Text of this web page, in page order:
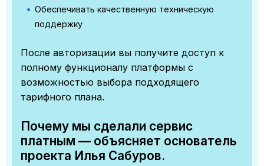
Обеспечивать качественную техническую
поддержку
После авторизации вы получите доступ к
полному функционалу платформы с
возможностью выбора подходящего
тарифного плана.
Почему мы сделали сервис
платным — объясняет основатель
проекта Илья Сабуров.